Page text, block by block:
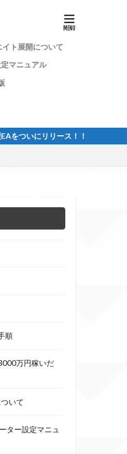
イト展開について
マニュアル
リリース！！
順
万円稼いだ
いて
ター設定マニュ